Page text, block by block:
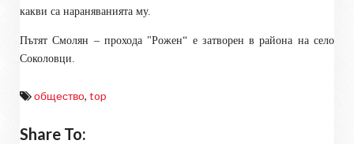
какви са нараняванията му.
Пътят Смолян – прохода "Рожен“ е затворен в района на село
Соколовци.
общество, top
Share To: